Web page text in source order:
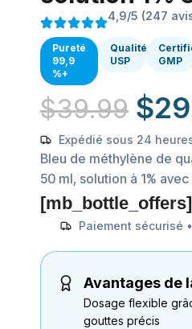
4,9/5 (247
Pureté
99,9
%+
Qualité
USP
GMP
$39.99 $
Expédié sous 24
Bleu de méthylène de
50 ml, solution à 1%
[mb_bottle_offers]
Paiement sécurisé
Avantages de
Dosage flexible
gouttes précis